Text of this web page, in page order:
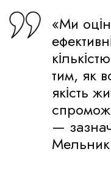
«Ми
тим, як
якість
—